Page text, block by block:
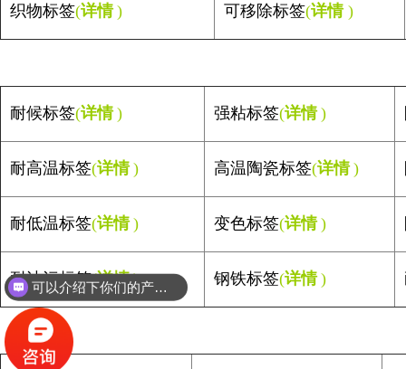
织物标签(详情 ) 可移除标签(详情 )
耐候标签(详情 ) 强粘标签(详情 )
耐高温标签(详情 ) 高温陶瓷标签(详情 )
耐低温标签(详情 ) 变色标签(详情 )
耐油污标签(详情 ) 钢铁标签(详情 )
可以介绍下你们的产品么？